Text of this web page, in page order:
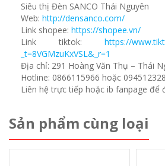
Siêu thị Đèn SANCO Thái Nguyên
Web: http://densanco.com/
Link shopee: https://shopee.vn/
Link tiktok: https://
_t=8VGMzuKxVSL&_r=1
Địa chỉ: 291 Hoàng Văn Thụ – Thái
Hotline: 0866115966 hoặc
Liên hệ trực tiếp hoặc ib fanpage để
Sản phẩm cùng loại